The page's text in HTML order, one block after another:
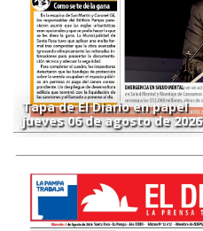
Tapa de El Diario en papel
jueves 06 de agosto de 2026